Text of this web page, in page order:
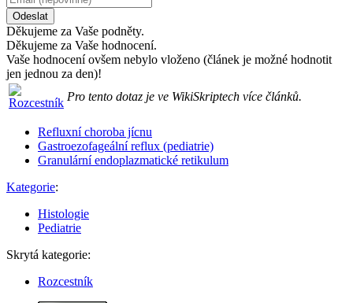
Odeslat
Děkujeme za Vaše podněty.
Děkujeme za Vaše hodnocení.
Vaše hodnocení ovšem nebylo vloženo (článek je možné hodnotit
jen jednou za den)!
Pro tento dotaz je ve WikiSkriptech více článků.
Refluxní choroba jícnu
Gastroezofageální reflux (pediatrie)
Granulární endoplazmatické retikulum
Kategorie:
Histologie
Pediatrie
Skrytá kategorie:
Rozcestník